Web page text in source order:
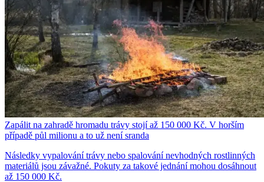
Zapálit na zahradě hromadu trávy stojí až 150 000 Kč. V horším
případě půl milionu a to už není sranda
Následky vypalování trávy nebo spalování nevhodných rostlinných
materiálů jsou závažné. Pokuty za takové jednání mohou dosáhnout
až 150 000 Kč.